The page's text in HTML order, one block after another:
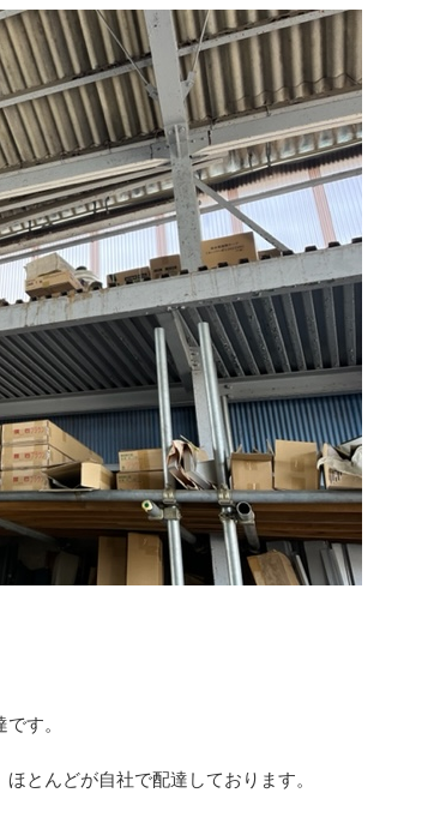
す。
とんどが自社で配達しております。